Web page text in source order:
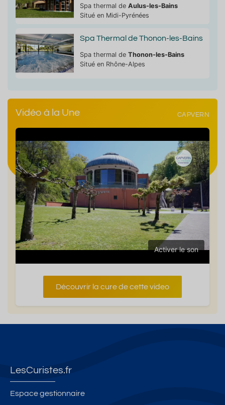
Spa thermal de Aulus-les-Bains
Situé en Midi-Pyrénées
Spa Thermal de Thonon-les-Bains
Spa thermal de Thonon-les-Bains
Situé en Rhône-Alpes
Vidéo à la Une CAPVERN
Activer le son
Découvrir la cure de cette video
LesCuristes.fr
Espace gestionnaire